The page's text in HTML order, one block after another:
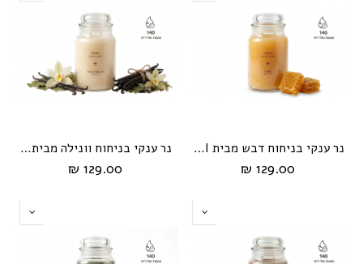
נר ענקי בניחוח דבש מבית HIKARI
129.00 ₪
נר ענקי בניחוח וונילה מבית HIKARI
129.00 ₪